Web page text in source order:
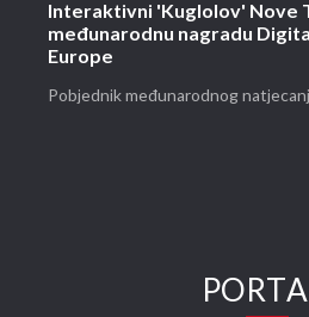
Interaktivni 'Kuglolov' Nove
međunarodnu nagradu
Europe
Pobjednik međunarodnog